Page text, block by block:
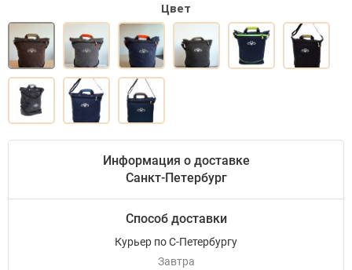
Цвет
Информация о доставке
Санкт-Петербург
Способ доставки
Курьер по С-Петербургу
Завтра